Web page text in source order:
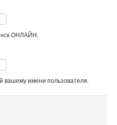
ОНЛАЙН.
вашему имени пользователя.